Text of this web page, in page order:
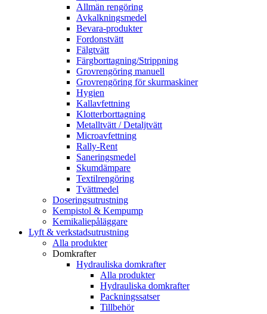
Allmän rengöring
Avkalkningsmedel
Bevara-produkter
Fordonstvätt
Fälgtvätt
Färgborttagning/Strippning
Grovrengöring manuell
Grovrengöring för skurmaskiner
Hygien
Kallavfettning
Klotterborttagning
Metalltvätt / Detaljtvätt
Microavfettning
Rally-Rent
Saneringsmedel
Skumdämpare
Textilrengöring
Tvättmedel
Doseringsutrustning
Kempistol & Kempump
Kemikaliepåläggare
Lyft & verkstadsutrustning
Alla produkter
Domkrafter
Hydrauliska domkrafter
Alla produkter
Hydrauliska domkrafter
Packningssatser
Tillbehör